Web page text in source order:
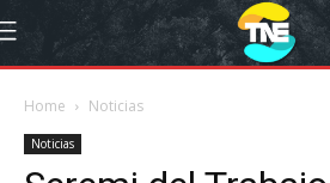
Home Noticias
Noticias